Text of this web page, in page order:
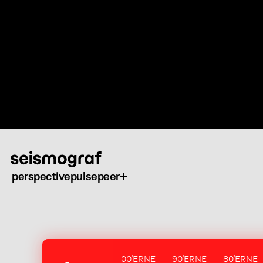
perspectivepulsepeer
00'ERNE 90'ERNE 80'ERNE